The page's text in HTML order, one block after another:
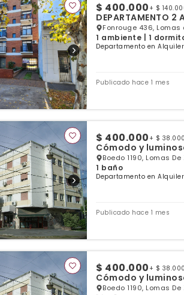
$ 400.000 + $
DEPARTAMENTO 2
Fonrouge 436, Lomas
1 ambiente | 1
Departamento en
Publicado hace 1 mes
$ 400.000 + $
Cómodo y
Boedo 1190, Lomas
1 baño
Departamento en
Publicado hace 1 mes
$ 400.000 + $
Cómodo y
Boedo 1190, Lomas